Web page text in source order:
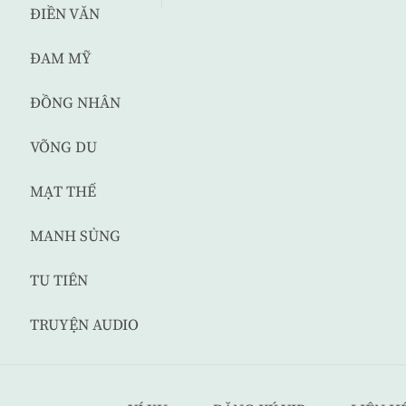
ĐIỀN VĂN
ĐAM MỸ
ĐỒNG NHÂN
VÕNG DU
MẠT THẾ
MANH SỦNG
TU TIÊN
TRUYỆN AUDIO